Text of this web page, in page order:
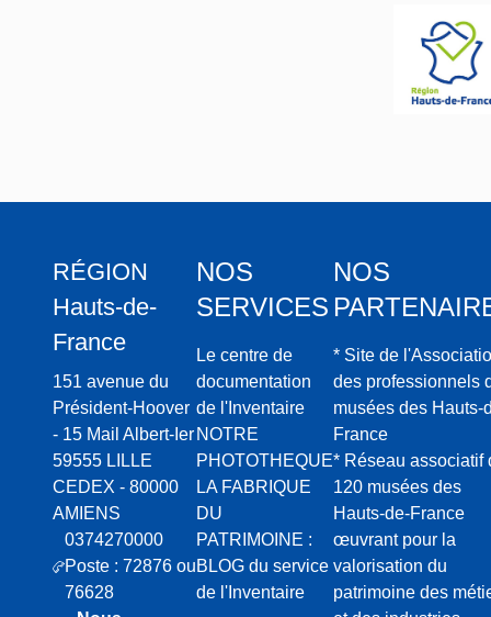
RÉGION
Hauts-de-
France
151 avenue du
Président-Hoover
- 15 Mail Albert-Ier
59555 LILLE
CEDEX - 80000
AMIENS
0374270000
Poste : 72876 ou
76628
NOS
SERVICES
Le centre de
documentation
de l'Inventaire
NOTRE
PHOTOTHEQUE
LA FABRIQUE
DU
PATRIMOINE :
BLOG du service
de l'Inventaire
NOS
* Site de
des professionnels
musées des Hauts-
France
* Réseau associatif
120 musées des
Hauts-de-France
œuvrant pour la
valorisation du
patrimoine des